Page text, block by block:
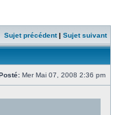
Sujet précédent| Sujet suivant
Mer Mai 07, 2008 2:36 pm